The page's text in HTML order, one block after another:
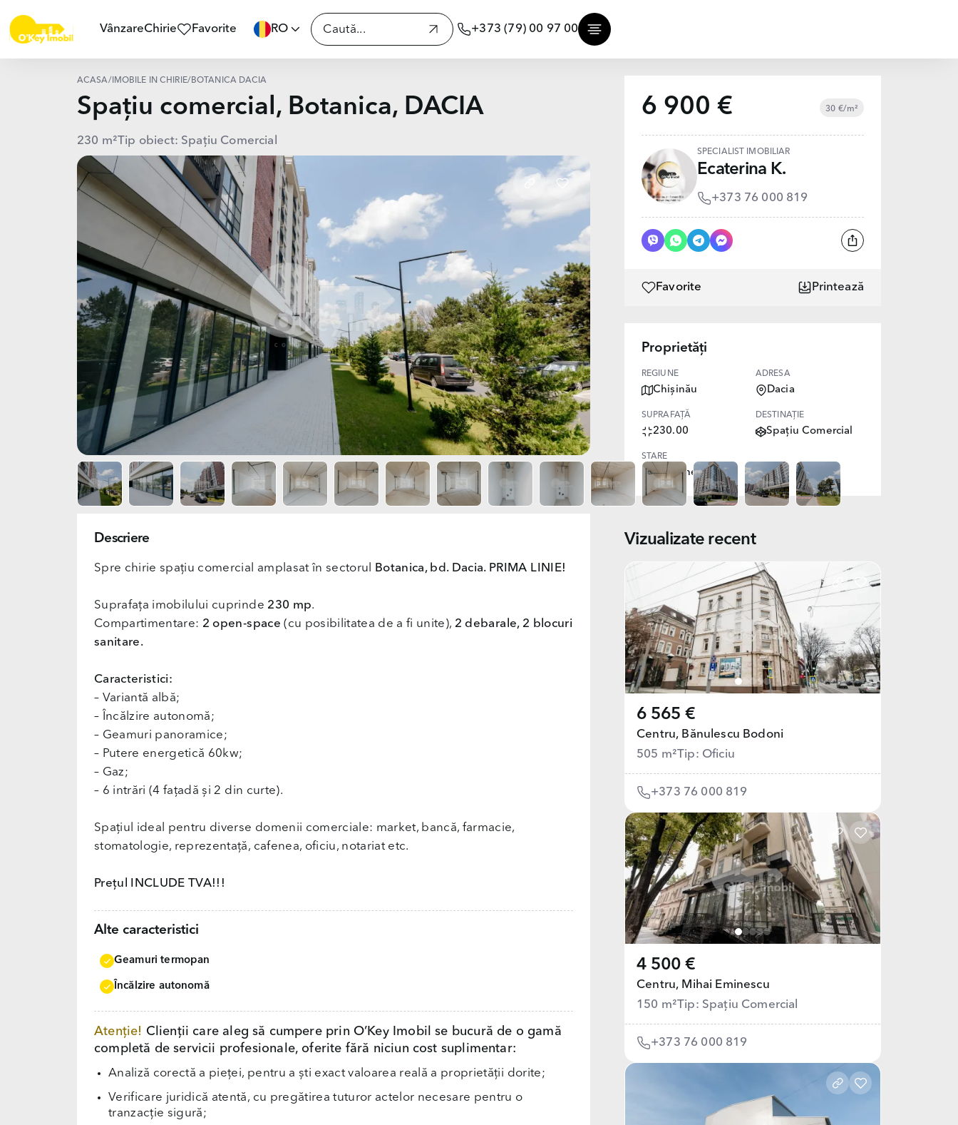
VânzareChirie Favorite RO +373 (79) 00 97 00
ACASĂ/ IMOBILE ÎN CHIRIE/ BOTANICA DACIA
Spațiu comercial, Botanica, DACIA
230 m²Tip obiect: Spațiu Comercial
Descriere
Spre chirie spațiu comercial amplasat în sectorul Botanica, bd. Dacia. PRIMA LINIE!
Suprafața imobilului cuprinde 230 mp.
Compartimentare: 2 open-space (cu posibilitatea de a fi unite), 2 debarale, 2 blocuri
sanitare.
Caracteristici:
– Variantă albă;
– Încălzire autonomă;
– Geamuri panoramice;
– Putere energetică 60kw;
– Gaz;
– 6 intrări (4 fațadă și 2 din curte).
Spațiul ideal pentru diverse domenii comerciale: market, bancă, farmacie,
stomatologie, reprezentață, cafenea, oficiu, notariat etc.
Prețul INCLUDE TVA!!!
Alte caracteristici
Geamuri termopan
Încălzire autonomă
Atenție! Clienții care aleg să cumpere prin O’Key Imobil se bucură de o gamă
completă de servicii profesionale, oferite fără niciun cost suplimentar:
Analiză corectă a pieței, pentru a ști exact valoarea reală a proprietății dorite;
Verificare juridică atentă, cu pregătirea tuturor actelor necesare pentru o
tranzacție sigură;
6 900 € 30 €/m²
SPECIALIST IMOBILIAR
Ecaterina K.
+373 76 000 819
Favorite Printează
Proprietăți
REGIUNE
Chișinău
ADRESA
Dacia
SUPRAFAȚĂ
230.00
DESTINAȚIE
Spațiu Comercial
STARE
Versiune albă
Vizualizate recent
6 565 €
Centru, Bănulescu Bodoni
505 m²Tip: Oficiu
+373 76 000 819
4 500 €
Centru, Mihai Eminescu
150 m²Tip: Spațiu Comercial
+373 76 000 819